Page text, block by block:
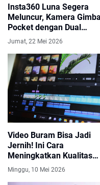
Insta360 Luna Segera
Meluncur, Kamera Gimbal
Pocket dengan Dual
Camera Telephoto Jadi
Jumat, 22 Mei 2026
Video Buram Bisa Jadi
Jernih! Ini Cara
Meningkatkan Kualitas
Video dengan AI dan
Software Editing
Minggu, 10 Mei 2026